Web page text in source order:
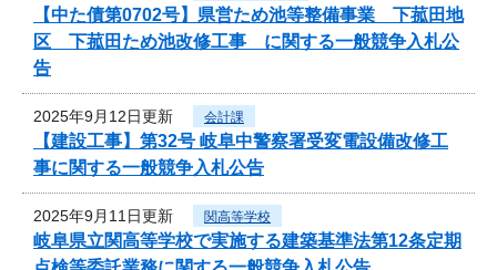
【中た債第0702号】県営ため池等整備事業 下菰田地
区 下菰田ため池改修工事 に関する一般競争入札公
告
2025年9月12日更新 会計課
【建設工事】第32号 岐阜中警察署受変電設備改修工
事に関する一般競争入札公告
2025年9月11日更新 関高等学校
岐阜県立関高等学校で実施する建築基準法第12条定期